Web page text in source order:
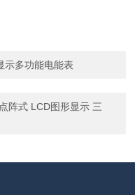
示多功能电能表
阵式 LCD图形显示 三